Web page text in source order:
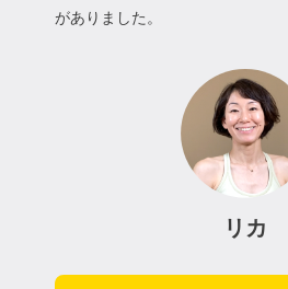
がありました。
リカ